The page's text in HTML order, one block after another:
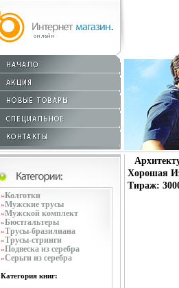
»Колготки
»Мужские трусы
»Мужской комплект
»Бюстгальтеры
»Трусы-бразилиана
»Трусы-стринги
»Подвеска из серебра
»Серьги из серебра
Категория книг:
Хорошая
Тираж: